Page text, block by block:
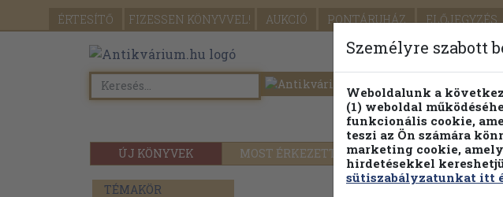
ÉRTESÍTŐ FIZESSEN KÖNYVVEL! AUKCIÓ PONTÁRUHÁZ ELŐJEGYZÉS
ÚJ KÖNYVEK MOST ÉRKEZETT PILLANATNYI
TÉMAKÖR
Személyre szabott
Weboldalunk a
(1) weboldal
funkcionális cookie,
teszi az Ön számára
marketing cookie,
hirdetésekkel
sütiszabályzatunkat itt